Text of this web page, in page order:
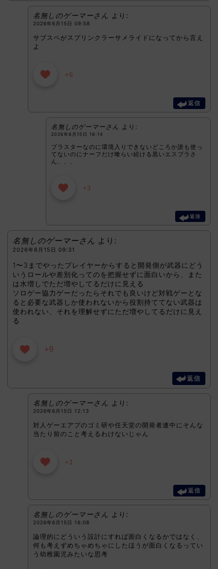
名無しのゲーマーさん より:
2026年6月15日 09:58
サブスペがスプリンクラーサメライドになってから言え
よ
+6
返信
名無しのゲーマーさん より:
2026年6月15日 18:14
ブラスターなのに環境入りできないどころか誰も使っ
てないのにナーフだけ喰らい続ける黒いエスブラさ
ん、、、
+3
返信
名無しのゲーマーさん より:
2026年6月15日 09:31
1〜3までやったプレイヤーからすると開発側が武器にどう
いうロールや差別化ってのを把握せずに面白いから、また
は水増しでただ増やしてるだけに見える
ソロゲー協力ゲーだったらそれでも良いけど対戦ゲーとな
ると必要な武器しか使われないから役割持ててない武器は
使われない、それを理解せずにただ増やしてるだけに見え
る
+9
返信
名無しのゲーマーさん より:
2026年6月15日 12:13
対人ゲーエアプのゴミ研や任天堂の開発者連中にそんな
当たり前のこと考えるわけないじゃん
+1
返信
名無しのゲーマーさん より:
2026年6月15日 16:08
論理的にどういう設計にすれば面白くなるかではなく、
何も考えずめちゃめちゃにしたほうが面白くなるってい
う幼稚園児みたいな思考